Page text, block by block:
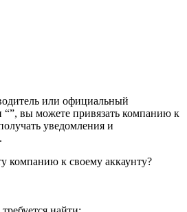
или официальный
“”, вы можете привязать компанию к
уведомления и
компанию к своему аккаунту?